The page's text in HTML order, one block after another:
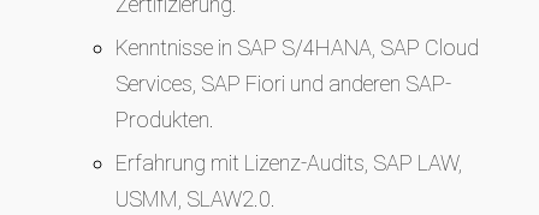
Kenntnisse in SAP S/4HANA, SAP Cloud
Services, SAP Fiori und anderen SAP-
Produkten.
Erfahrung mit Lizenz-Audits, SAP LAW,
USMM, SLAW2.0.